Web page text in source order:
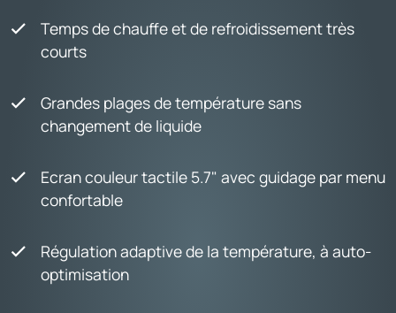
Temps de chauffe et de refroidissement très
courts
Grandes plages de température sans
changement de liquide
Ecran couleur tactile 5.7" avec guidage par menu
confortable
Régulation adaptive de la température, à auto-
optimisation